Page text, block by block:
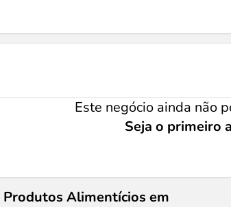
Este negócio ainda não
Seja o primeiro
Alimentícios em